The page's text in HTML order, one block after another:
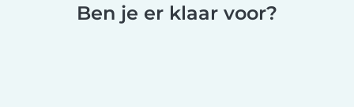
Ben je er klaar voor?